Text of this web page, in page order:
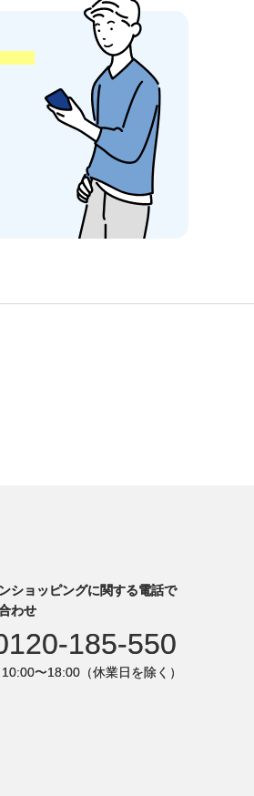
ショッピングに関する電話で
わせ
185-550
〜18:00（休業日を除く）